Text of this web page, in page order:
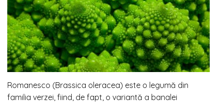
Romanesco (Brassica oleracea) este o legumă din
familia verzei, fiind, de fapt, o variantă a banalei